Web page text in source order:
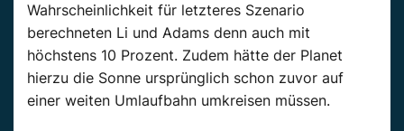
Wahrscheinlichkeit für letzteres Szenario
berechneten Li und Adams denn auch mit
höchstens 10 Prozent. Zudem hätte der Planet
hierzu die Sonne ursprünglich schon zuvor auf
einer weiten Umlaufbahn umkreisen müssen.